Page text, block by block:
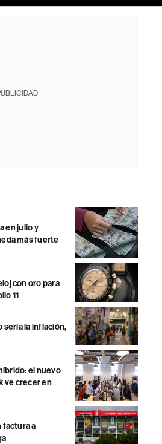
en julio y
más fuerte
con oro para
11
sería la inflación,
el nuevo
ve crecer en
factura a